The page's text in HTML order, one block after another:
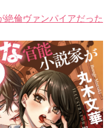
絶倫ヴァンパイアだった